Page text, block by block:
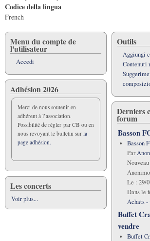
Codice della lingua
French
Menu du compte de
l'utilisateur
Accedi
Adhésion 2026
Merci de nous soutenir en
adhérent à l’association.
Possibilité de régler par CB ou en
nous revoyant le bulletin sur la
page adhésion.
Les concerts
Voir plus...
Outils
Aggiungi
Contenuti
Derniers
forum
Basson
Basson
Par
Le : 29/
Dans le
Achats -
Buffet
vendre
Buffet